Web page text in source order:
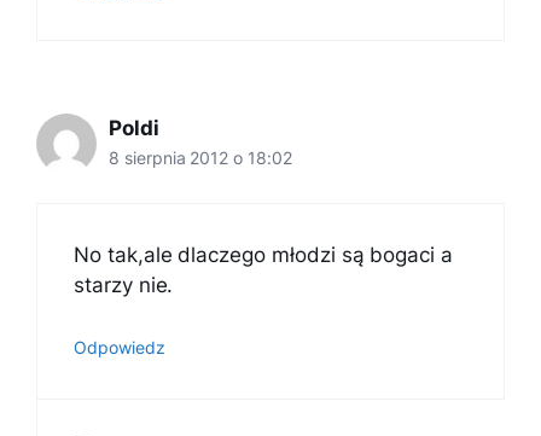
Poldi
8 sierpnia 2012 o 18:02
No tak,ale dlaczego młodzi są bogaci a
starzy nie.
Odpowiedz